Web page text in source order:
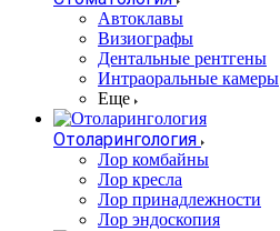
Автоклавы
Визиографы
Дентальные рентгены
Интраоральные камеры
Еще
Отоларингология
Лор комбайны
Лор кресла
Лор принадлежности
Лор эндоскопия